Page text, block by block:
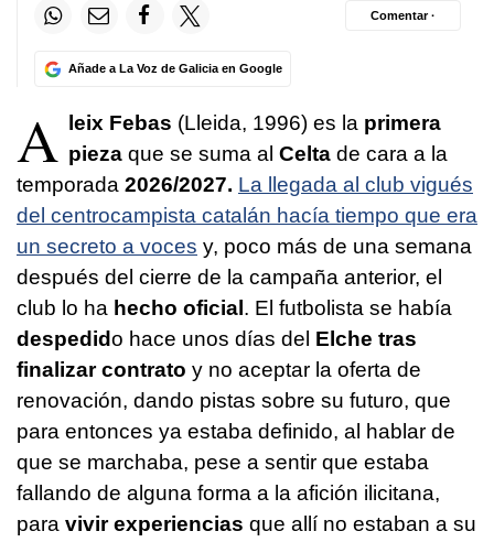
Añade a La Voz de Galicia en Google
Comentar ·
A leix Febas (Lleida, 1996) es la primera
pieza que se suma al Celta de cara a la
temporada 2026/2027. La llegada al club vigués
del centrocampista catalán hacía tiempo que era
un secreto a voces y, poco más de una semana
después del cierre de la campaña anterior, el
club lo ha hecho oficial . El futbolista se había
despedido hace unos días del Elche tras
finalizar contrato y no aceptar la oferta de
renovación, dando pistas sobre su futuro, que
para entonces ya estaba definido, al hablar de
que se marchaba, pese a sentir que estaba
fallando de alguna forma a la afición ilicitana,
para vivir experiencias que allí no estaban a su